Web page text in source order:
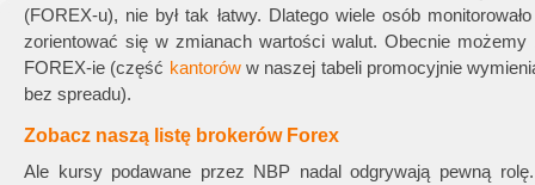
(FOREX-u), nie był tak łatwy. Dlatego wiele osób
zorientować się w zmianach wartości walut. Obecnie
FOREX-ie (część kantoróww naszej tabeli promocyjnie
bez spreadu).
Zobacz naszą listę brokerów Forex
Ale kursy podawane przez NBP nadal odgrywają pewną